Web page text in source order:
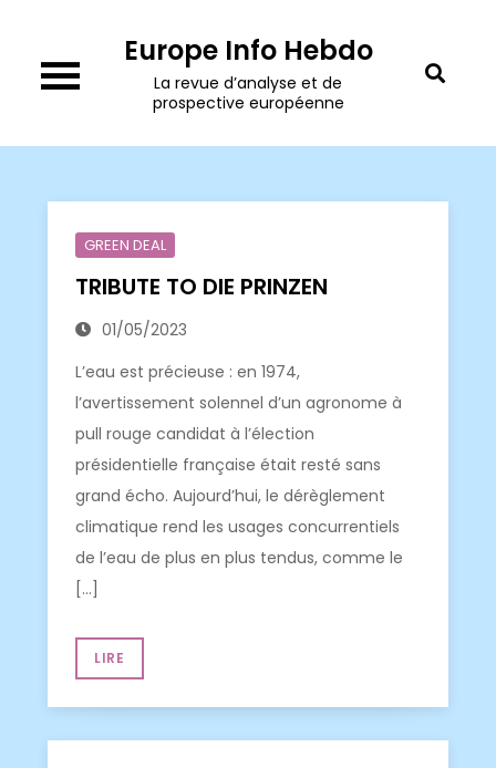
content
Europe Info Hebdo
La revue d’analyse et de
prospective européenne
GREEN DEAL
TRIBUTE TO DIE PRINZEN
01/05/2023
L’eau est précieuse : en 1974,
l’avertissement solennel d’un agronome à
pull rouge candidat à l’élection
présidentielle française était resté sans
grand écho. Aujourd’hui, le dérèglement
climatique rend les usages concurrentiels
de l’eau de plus en plus tendus, comme le
[…]
LIRE